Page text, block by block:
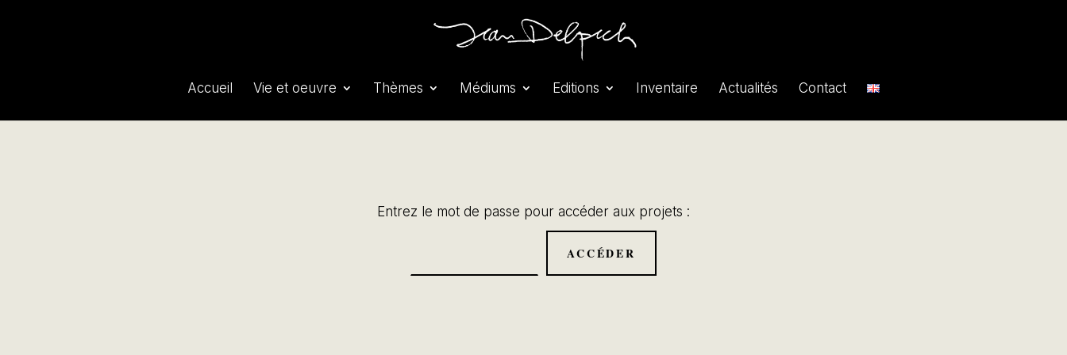
Accueil Vie et oeuvre Thèmes Médiums Editions Inventaire Actualités Contact
Entrez le mot de passe pour accéder aux projets :